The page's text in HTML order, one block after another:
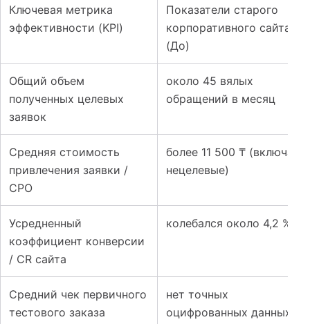
Ключевая метрика
эффективности (KPI)
Показатели старого
корпоративного сайта
(До)
Общий объем
полученных целевых
заявок
около 45 вялых
обращений в месяц
Средняя стоимость
привлечения заявки /
CPO
более 11 500 ₸ (включая
нецелевые)
Усредненный
коэффициент конверсии
/ CR сайта
колебался около 4,2 %
Средний чек первичного
тестового заказа
нет точных
оцифрованных данных в